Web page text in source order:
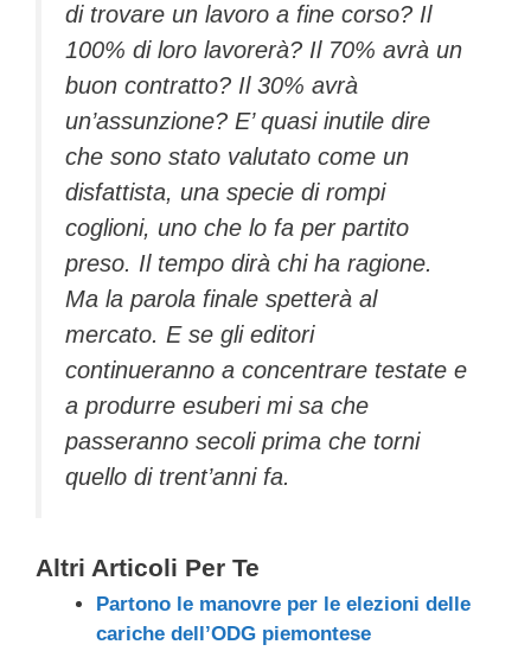
di trovare un lavoro a fine corso? Il
100% di loro lavorerà? Il 70% avrà un
buon contratto? Il 30% avrà
un’assunzione? E’ quasi inutile dire
che sono stato valutato come un
disfattista, una specie di rompi
coglioni, uno che lo fa per partito
preso. Il tempo dirà chi ha ragione.
Ma la parola finale spetterà al
mercato. E se gli editori
continueranno a concentrare testate e
a produrre esuberi mi sa che
passeranno secoli prima che torni
quello di trent’anni fa.
Altri Articoli Per Te
Partono le manovre per le elezioni delle
cariche dell’ODG piemontese